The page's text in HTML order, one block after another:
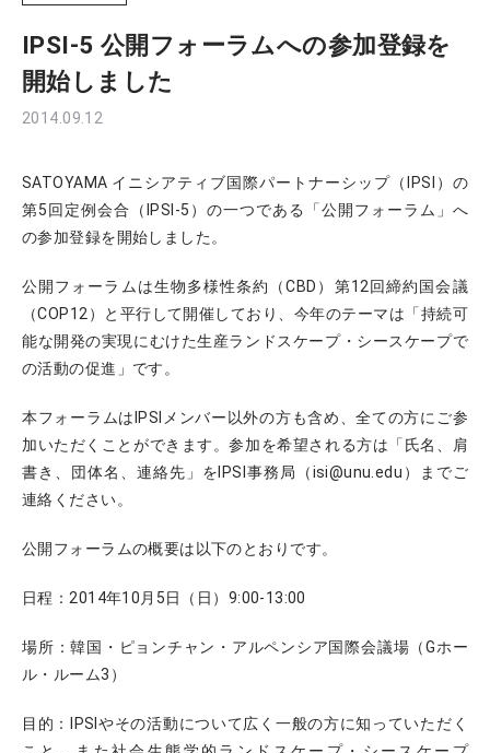
IPSI-5 公開フォーラムへの参加登録を
開始しました
2014.09.12
SATOYAMA イニシアティブ国際パートナーシップ（IPSI）の
第5回定例会合（IPSI-5）の一つである「公開フォーラム」へ
の参加登録を開始しました。
公開フォーラムは生物多様性条約（CBD）第12回締約国会議
（COP12）と平行して開催しており、今年のテーマは「持続可
能な開発の実現にむけた生産ランドスケープ・シースケープで
の活動の促進」です。
本フォーラムはIPSIメンバー以外の方も含め、全ての方にご参
加いただくことができます。参加を希望される方は「氏名、肩
書き、団体名、連絡先」をIPSI事務局（isi@unu.edu）までご
連絡ください。
公開フォーラムの概要は以下のとおりです。
日程：2014年10月5日（日）9:00-13:00
場所：韓国・ピョンチャン・アルペンシア国際会議場（Gホー
ル・ルーム3）
目的：IPSIやその活動について広く一般の方に知っていただく